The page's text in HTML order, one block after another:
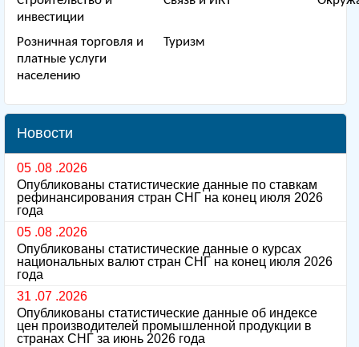
инвестиции
Розничная торговля и
платные услуги
населению
Туризм
Новости
05 .08 .2026
Опубликованы статистические данные по ставкам
рефинансирования стран СНГ на конец июля 2026
года
05 .08 .2026
Опубликованы статистические данные о курсах
национальных валют стран СНГ на конец июля 2026
года
31 .07 .2026
Опубликованы статистические данные об индексе
цен производителей промышленной продукции в
странах СНГ за июнь 2026 года